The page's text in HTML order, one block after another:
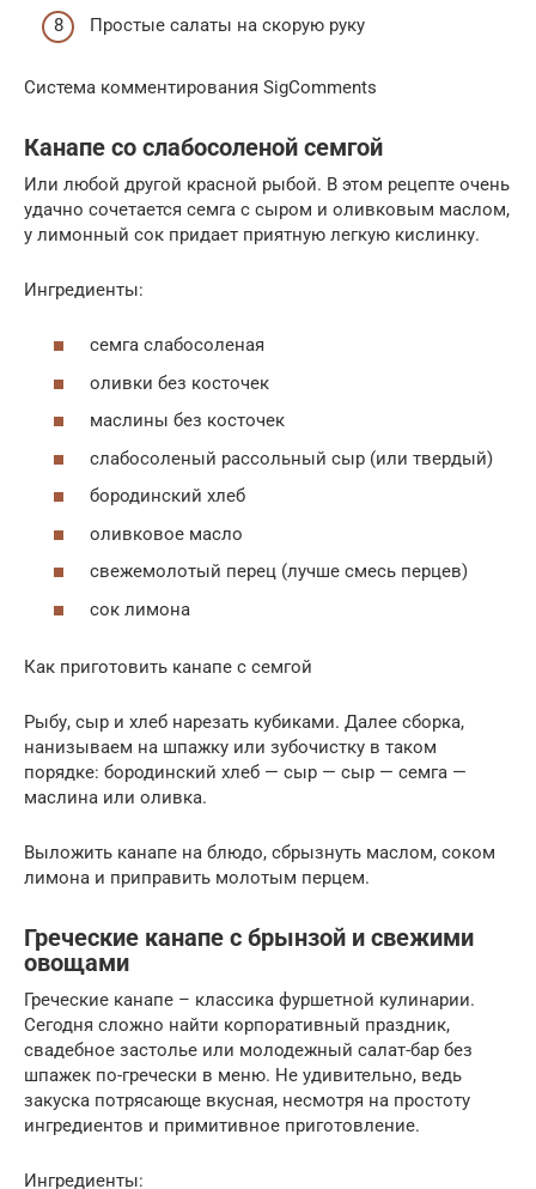
Простые салаты на скорую руку
Система комментирования SigComments
Канапе со слабосоленой семгой
Или любой другой красной рыбой. В этом рецепте очень
удачно сочетается семга с сыром и оливковым маслом,
у лимонный сок придает приятную легкую кислинку.
Ингредиенты:
семга слабосоленая
оливки без косточек
маслины без косточек
слабосоленый рассольный сыр (или твердый)
бородинский хлеб
оливковое масло
свежемолотый перец (лучше смесь перцев)
сок лимона
Как приготовить канапе с семгой
Рыбу, сыр и хлеб нарезать кубиками. Далее сборка,
нанизываем на шпажку или зубочистку в таком
порядке: бородинский хлеб — сыр — сыр — семга —
маслина или оливка.
Выложить канапе на блюдо, сбрызнуть маслом, соком
лимона и приправить молотым перцем.
Греческие канапе с брынзой и свежими
овощами
Греческие канапе – классика фуршетной кулинарии.
Сегодня сложно найти корпоративный праздник,
свадебное застолье или молодежный салат-бар без
шпажек по-гречески в меню. Не удивительно, ведь
закуска потрясающе вкусная, несмотря на простоту
ингредиентов и примитивное приготовление.
Ингредиенты: